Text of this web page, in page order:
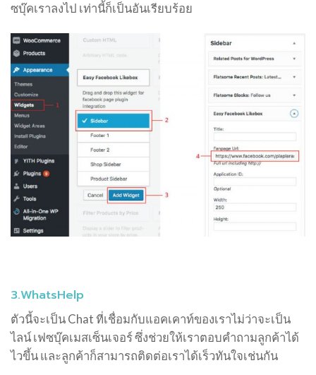
ซบุ๊คเราลงไป เท่านี้ก็เป็นอันเรียบร้อย
3.WhatsHelp
ตัวนี้จะเป็น Chat ที่เชื่อมกับแอคเคาท์ของเราไม่ว่าจะเป็น
ไลน์ เฟซบุ๊คเมสเซ็นเจอร์ ซึ่งช่วยให้เราตอบคำถามลูกค้าได้
ไวขึ้น และลูกค้าก็สามารถติดต่อเราได้เร็วทันใจเช่นกัน